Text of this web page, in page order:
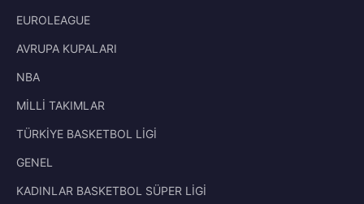
EUROLEAGUE
AVRUPA KUPALARI
NBA
MİLLİ TAKIMLAR
TÜRKİYE BASKETBOL LİGİ
GENEL
KADINLAR BASKETBOL SÜPER LİGİ